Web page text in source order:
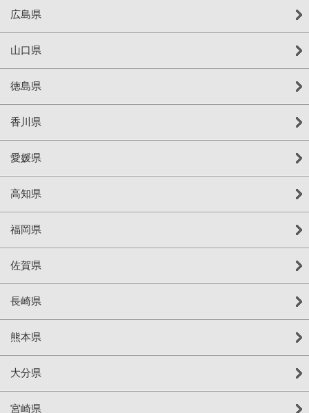
広島県
山口県
徳島県
香川県
愛媛県
高知県
福岡県
佐賀県
長崎県
熊本県
大分県
宮崎県